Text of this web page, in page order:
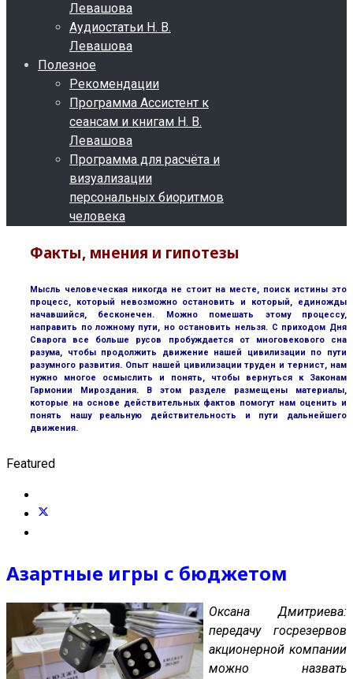
Левашова
Аудиостатьи Н. В.
Левашова
Полезное
Рекомендации
Программа Ассистент к
сеансам и книгам Н. В.
Левашова
Программа для расчёта и
визуализации
персональных биоритмов
человека
Факты, мнения и гипотезы
Мысль человеческая никогда не стоит на месте, поиск истины это
процесс, который невозможно остановить и который, единожды
начавшийся, бесконечен. Можно помешать этому процессу,
направить по ложному пути, но остановить нельзя. С приходом Дня
Сварога все больше русов пробуждается от многовекового сна
разума, чтобы продолжить движение нашей цивилизации по пути
разумного развития. Опыт нашей цивилизации труден и тернист, нам
нужно многое осмыслить и понять, чтобы вернуться к Законам
Гармонии Мироздания. В этом разделе размещены материалы,
которые на основе действительных фактов помогут нам оценить и
понять нашу реальную действительность и пути дальнейшего
движения.
Featured
Азартные игры с бюджетом
Оксана Дмитриева:
передачу госрезервов
акционерной компании
можно назвать